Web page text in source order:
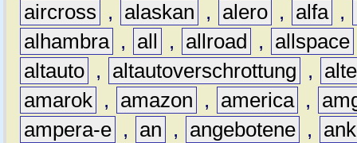
aircross
, alaskan , alero , alfa ,
alhambra , all , allroad , allspace
altauto , altautoverschrottung ,
amarok , amazon , america ,
ampera-e , an , angebotene ,